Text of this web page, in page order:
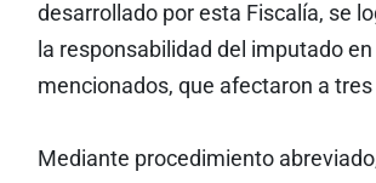
desarrollado por esta Fiscalía, se
la responsabilidad del imputado
mencionados, que afectaron a
Mediante procedimiento